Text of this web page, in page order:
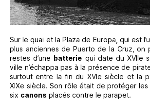
Sur le quai et la Plaza de Europa, qui est
plus anciennes de Puerto de la Cruz, on
restes d’une batterie qui date du XVIIe
ville n’échappa pas à la présence de
surtout entre la fin du XVIe siècle et la
XIXe siècle. Son rôle était de protéger
six canons placés contre le parapet.